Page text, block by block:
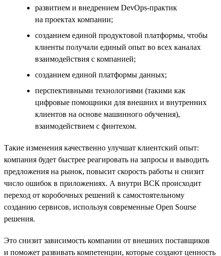
развитием и внедрением DevOps-практик
на проектах компании;
созданием единой продуктовой платформы, чтобы
клиенты получали единый опыт во всех каналах
взаимодействия с компанией;
созданием единой платформы данных;
перспективными технологиями (такими как
цифровые помощники для внешних и внутренних
клиентов на основе машинного обучения),
взаимодействием с финтехом.
Такие изменения качественно улучшат клиентский опыт:
компания будет быстрее реагировать на запросы и выводить
предложения на рынок, повысит скорость работы и снизит
число ошибок в приложениях. А внутри ВСК происходит
переход от коробочных решений к самостоятельному
созданию сервисов, используя современные Open Sourse
решения.
Это снизит зависимость компании от внешних поставщиков
и поможет развивать компетенции, которые создают ценность